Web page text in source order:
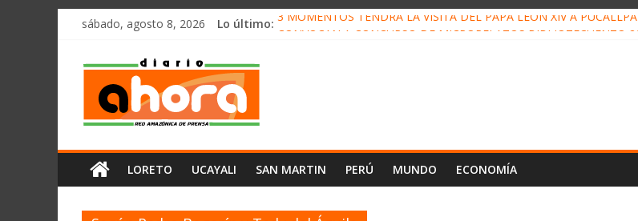
олимп казино
Saltarsábado, agosto 8, 2026 Lo último: 3 MOMENTOS TENDRÁ LA VISITA DEL PAPA LEÓN XIV A PUCALLPA
Diario
Ahora
Cadena
Amazónica
de
Prensa
LORETO UCAYALI SAN MARTIN PERÚ MUNDO ECONOMÍA